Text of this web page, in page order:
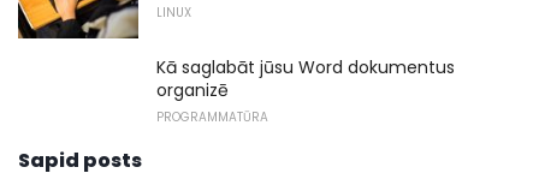
LINUX
Kā saglabāt jūsu Word dokumentus
organizē
PROGRAMMATŪRA
Sapid posts